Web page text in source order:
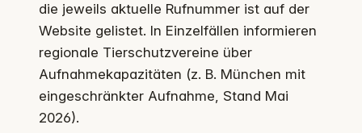
die jeweils aktuelle Rufnummer ist auf der
Website gelistet. In Einzelfällen informieren
regionale Tierschutzvereine über
Aufnahmekapazitäten (z. B. München mit
eingeschränkter Aufnahme, Stand Mai
2026).